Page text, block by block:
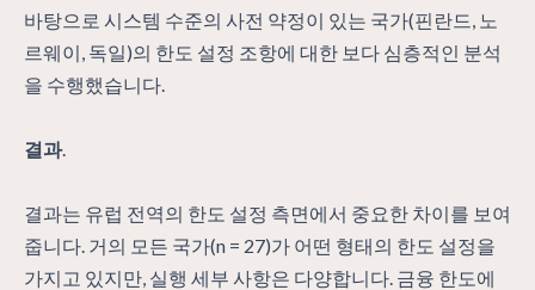
바탕으로 시스템 수준의 사전 약정이 있는 국가(핀란드, 노
르웨이, 독일)의 한도 설정 조항에 대한 보다 심층적인 분석
을 수행했습니다.
결과.
결과는 유럽 전역의 한도 설정 측면에서 중요한 차이를 보여
줍니다. 거의 모든 국가(n = 27)가 어떤 형태의 한도 설정을
가지고 있지만, 실행 세부 사항은 다양합니다. 금융 한도에